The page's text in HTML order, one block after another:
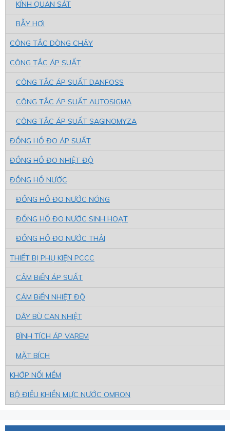
KÍNH QUAN SÁT
BẪY HƠI
CÔNG TẮC DÒNG CHẢY
CÔNG TẮC ÁP SUẤT
CÔNG TẮC ÁP SUẤT DANFOSS
CÔNG TẮC ÁP SUẤT AUTOSIGMA
CÔNG TẮC ÁP SUẤT SAGINOMYZA
ĐỒNG HỒ ĐO ÁP SUẤT
ĐỒNG HỒ ĐO NHIỆT ĐỘ
ĐỒNG HỒ NƯỚC
ĐỒNG HỒ ĐO NƯỚC NÓNG
ĐỒNG HỒ ĐO NƯỚC SINH HOẠT
ĐỒNG HỒ ĐO NƯỚC THẢI
THIẾT BỊ PHỤ KIỆN PCCC
CẢM BiẾN ÁP SUẤT
CẢM BiẾN NHIỆT ĐỘ
DÂY BÙ CAN NHIỆT
BÌNH TÍCH ÁP VAREM
MẶT BÍCH
KHỚP NỐI MỀM
BỘ ĐIỀU KHIỂN MỰC NƯỚC OMRON